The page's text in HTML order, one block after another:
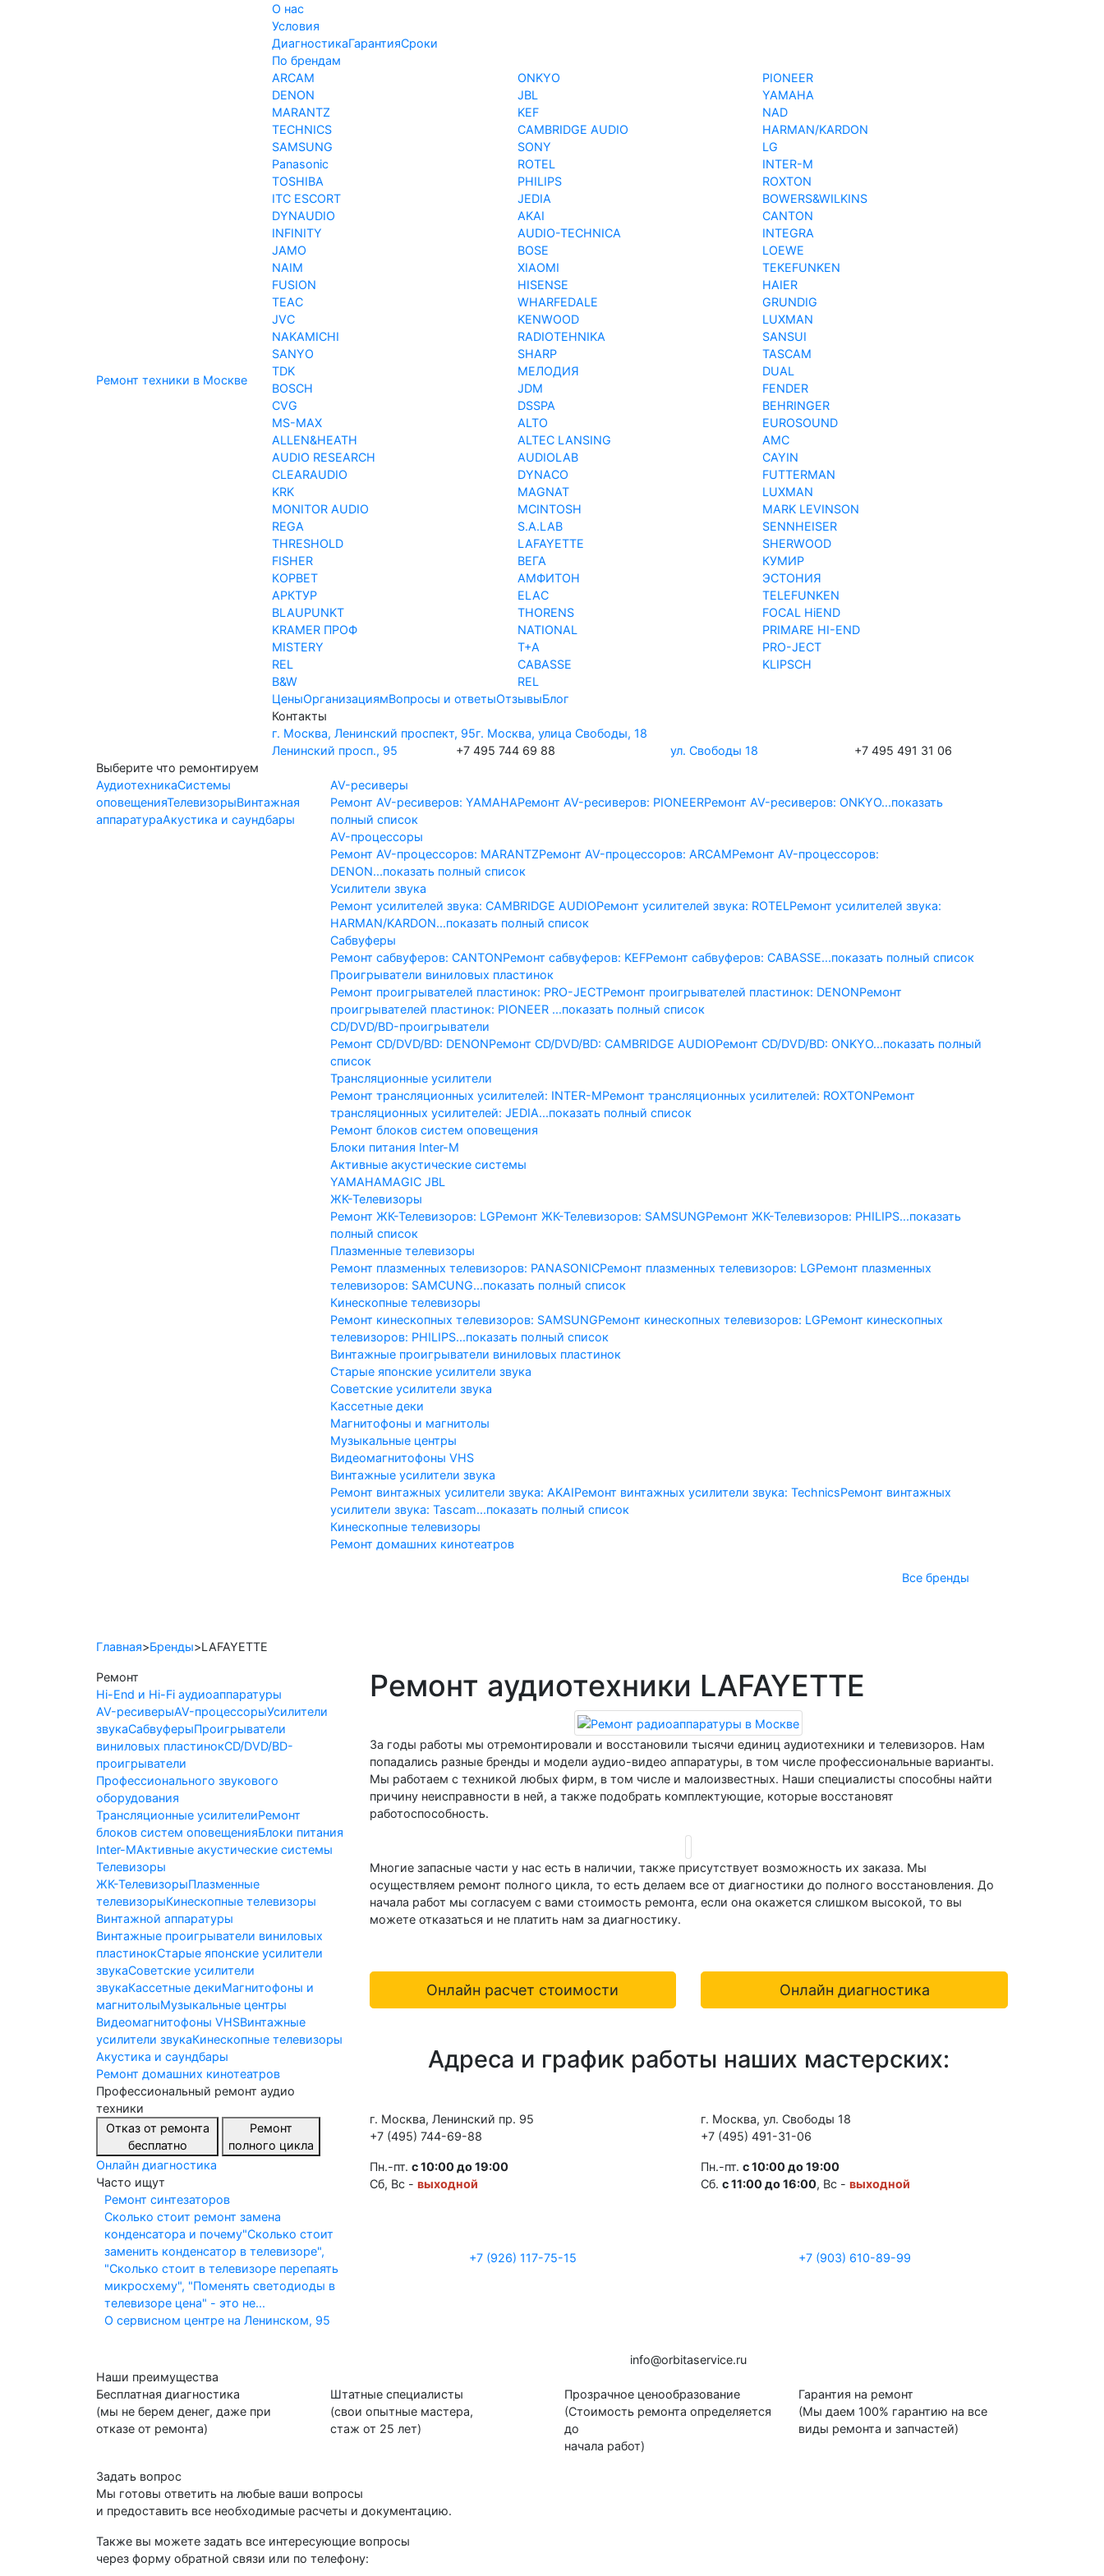
Ремонт техники в Москве
О нас
Условия
ДиагностикаГарантияСроки
По брендам
ARCAM
ONKYO
PIONEER
DENON
JBL
YAMAHA
MARANTZ
KEF
NAD
TECHNICS
CAMBRIDGE AUDIO
HARMAN/KARDON
SAMSUNG
SONY
LG
Panasonic
ROTEL
INTER-M
TOSHIBA
PHILIPS
ROXTON
ITC ESCORT
JEDIA
BOWERS&WILKINS
DYNAUDIO
AKAI
CANTON
INFINITY
AUDIO-TECHNICA
INTEGRA
JAMO
BOSE
LOEWE
NAIM
XIAOMI
TEKEFUNKEN
FUSION
HISENSE
HAIER
TEAC
WHARFEDALE
GRUNDIG
JVC
KENWOOD
LUXMAN
NAKAMICHI
RADIOTEHNIKA
SANSUI
SANYO
SHARP
TASCAM
TDK
МЕЛОДИЯ
DUAL
BOSCH
JDM
FENDER
CVG
DSSPA
BEHRINGER
MS-MAX
ALTO
EUROSOUND
ALLEN&HEATH
ALTEC LANSING
AMC
AUDIO RESEARCH
AUDIOLAB
CAYIN
CLEARAUDIO
DYNACO
FUTTERMAN
KRK
MAGNAT
LUXMAN
MONITOR AUDIO
MCINTOSH
MARK LEVINSON
REGA
S.A.LAB
SENNHEISER
THRESHOLD
LAFAYETTE
SHERWOOD
FISHER
ВЕГА
КУМИР
КОРВЕТ
АМФИТОН
ЭСТОНИЯ
АРКТУР
ELAC
TELEFUNKEN
BLAUPUNKT
THORENS
FOCAL HiEND
KRAMER ПРОФ
NATIONAL
PRIMARE HI-END
MISTERY
T+A
PRO-JECT
REL
CABASSE
KLIPSCH
B&W
REL
ЦеныОрганизациямВопросы и ответыОтзывыБлог
Контакты
г. Москва, Ленинский проспект, 95г. Москва, улица Свободы, 18
Ленинский просп., 95
+7 495 744 69 88 ул. Свободы 18
+7 495 491 31 06
Выберите что ремонтируем
АудиотехникаСистемы
оповещенияТелевизорыВинтажная
аппаратураАкустика и саундбары
AV-ресиверы
Ремонт AV-реcиверов: YAMAHAРемонт AV-реcиверов: PIONEERРемонт AV-реcиверов: ONKYO...показать
полный список
AV-процессоры
Ремонт AV-процессоров: MARANTZРемонт AV-процессоров: ARCAMРемонт AV-процессоров:
DENON...показать полный список
Усилители звука
Ремонт усилителей звука: CAMBRIDGE AUDIOРемонт усилителей звука: ROTELРемонт усилителей звука:
HARMAN/KARDON...показать полный список
Сабвуферы
Ремонт сабвуферов: CANTONРемонт сабвуферов: KEFРемонт сабвуферов: CABASSE...показать полный список
Проигрыватели виниловых пластинок
Ремонт проигрывателей пластинок: PRO-JECTРемонт проигрывателей пластинок: DENONРемонт
проигрывателей пластинок: PIONEER ...показать полный список
CD/DVD/BD-проигрыватели
Ремонт CD/DVD/BD: DENONРемонт CD/DVD/BD: CAMBRIDGE AUDIOРемонт CD/DVD/BD: ONKYO...показать полный
список
Трансляционные усилители
Ремонт трансляционных усилителей: INTER-MРемонт трансляционных усилителей: ROXTONРемонт
трансляционных усилителей: JEDIA...показать полный список
Ремонт блоков систем оповещения
Блоки питания Inter-M
Активные акустические системы
YAMAHAMAGIC JBL
ЖК-Телевизоры
Ремонт ЖК-Телевизоров: LGРемонт ЖК-Телевизоров: SAMSUNGРемонт ЖК-Телевизоров: PHILIPS...показать
полный список
Плазменные телевизоры
Ремонт плазменных телевизоров: PANASONICРемонт плазменных телевизоров: LGРемонт плазменных
телевизоров: SAMCUNG...показать полный список
Кинескопные телевизоры
Ремонт кинескопных телевизоров: SAMSUNGРемонт кинескопных телевизоров: LGРемонт кинескопных
телевизоров: PHILIPS...показать полный список
Винтажные проигрыватели виниловых пластинок
Старые японские усилители звука
Советские усилители звука
Кассетные деки
Магнитофоны и магнитолы
Музыкальные центры
Видеомагнитофоны VHS
Винтажные усилители звука
Ремонт винтажных усилители звука: AKAIРемонт винтажных усилители звука: TechnicsРемонт винтажных
усилители звука: Tascam...показать полный список
Кинескопные телевизоры
Ремонт домашних кинотеатров
Все бренды
Главная>Бренды>LAFAYETTE
Ремонт
Hi-End и Hi-Fi аудиоаппаратуры
AV-ресиверыAV-процессорыУсилители
звукаСабвуферыПроигрыватели
виниловых пластинокCD/DVD/BD-
проигрыватели
Профессионального звукового
оборудования
Трансляционные усилителиРемонт
блоков систем оповещенияБлоки питания
Inter-MАктивные акустические системы
Телевизоры
ЖК-ТелевизорыПлазменные
телевизорыКинескопные телевизоры
Винтажной аппаратуры
Винтажные проигрыватели виниловых
пластинокСтарые японские усилители
звукаСоветские усилители
звукаКассетные декиМагнитофоны и
магнитолыМузыкальные центры
Видеомагнитофоны VHSВинтажные
усилители звукаКинескопные телевизоры
Акустика и саундбары
Ремонт домашних кинотеатров
Профессиональный ремонт аудио
техники
Отказ от ремонта
бесплатно
Ремонт
полного цикла
Онлайн диагностика
Часто ищут
Ремонт синтезаторов
Сколько стоит ремонт замена
конденсатора и почему"Сколько стоит
заменить конденсатор в телевизоре",
"Сколько стоит в телевизоре перепаять
микросхему", "Поменять светодиоды в
телевизоре цена" - это не...
О сервисном центре на Ленинском, 95
Ремонт аудиотехники LAFAYETTE
За годы работы мы отремонтировали и восстановили тысячи единиц аудиотехники и телевизоров. Нам
попадались разные бренды и модели аудио-видео аппаратуры, в том числе профессиональные варианты.
Мы работаем с техникой любых фирм, в том числе и малоизвестных. Наши специалисты способны найти
причину неисправности в ней, а также подобрать комплектующие, которые восстановят
работоспособность.
Многие запасные части у нас есть в наличии, также присутствует возможность их заказа. Мы
осуществляем ремонт полного цикла, то есть делаем все от диагностики до полного восстановления. До
начала работ мы согласуем с вами стоимость ремонта, если она окажется слишком высокой, то вы
можете отказаться и не платить нам за диагностику.
Онлайн расчет стоимости Онлайн диагностика
Адреса и график работы наших мастерских:
г. Москва, Ленинский пр. 95
+7 (495) 744-69-88
Пн.-пт. с 10:00 до 19:00
Сб, Вс - выходной
+7 (926) 117-75-15
г. Москва, ул. Свободы 18
+7 (495) 491-31-06
Пн.-пт.с 10:00 до 19:00
Сб.с 11:00 до 16:00, Вс -выходной
+7 (903) 610-89-99
info@orbitaservice.ru
Наши преимущества
Бесплатная диагностика
(мы не берем денег, даже при
отказе от ремонта)
Штатные специалисты
(свои опытные мастера,
стаж от 25 лет)
Прозрачное ценообразование
(Стоимость ремонта определяется
до
начала работ)
Гарантия на ремонт
(Мы даем 100% гарантию на все
виды ремонта и запчастей)
Задать вопрос
Мы готовы ответить на любые ваши вопросы
и предоставить все необходимые расчеты и документацию.
Также вы можете задать все интересующие вопросы
через форму обратной связи или по телефону: